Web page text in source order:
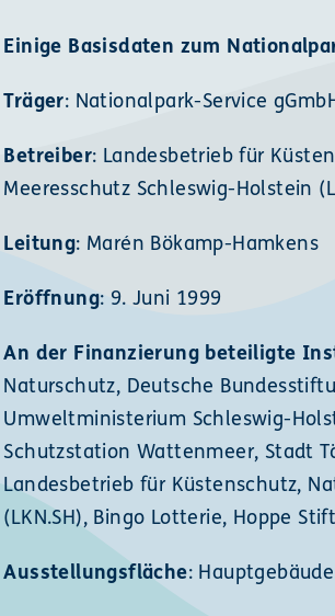
Einige Basisdaten zum
Träger: Nationalpark-Service
Betreiber: Landesbetrieb für
Meeresschutz Schleswig-Holstein
Leitung: Marén Bökamp-Hamkens
Eröffnung: 9. Juni 1999
An der Finanzierung beteiligte
Naturschutz, Deutsche
Umweltministerium Schleswig-
Schutzstation Wattenmeer, Stadt
Landesbetrieb für Küstenschutz,
(LKN.SH), Bingo Lotterie, Hoppe
Ausstellungsfläche: